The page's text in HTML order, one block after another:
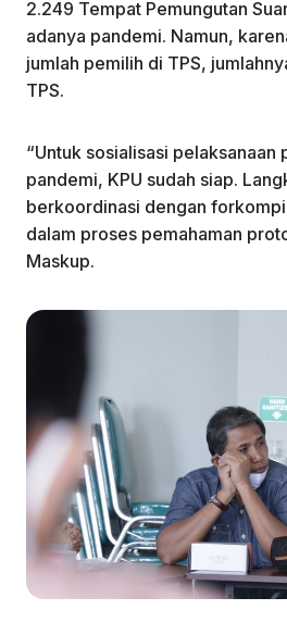
2.249 Tempat Pemungutan
adanya pandemi. Namun,
jumlah pemilih di TPS,
TPS.
“Untuk sosialisasi pelaksanaan
pandemi, KPU sudah siap.
berkoordinasi dengan
dalam proses pemahaman
Maskup.